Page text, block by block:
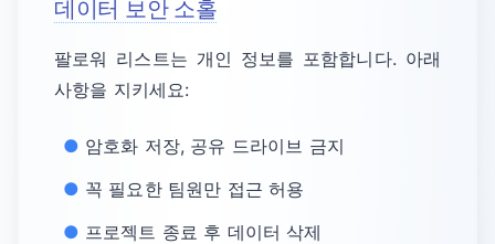
데이터 보안 소홀
팔로워 리스트는 개인 정보를 포함합니다. 아래
사항을 지키세요:
암호화 저장, 공유 드라이브 금지
꼭 필요한 팀원만 접근 허용
프로젝트 종료 후 데이터 삭제